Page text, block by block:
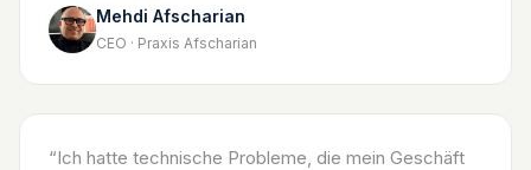
Mehdi Afscharian
CEO · Praxis Afscharian
“Ich hatte technische Probleme, die mein Geschäft